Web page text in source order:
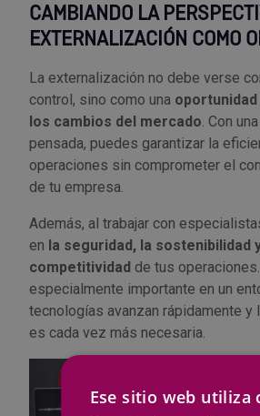
CAMBIANDO LA
EXTERNALIZACIÓN COMO
La externalización no debe verse
control, sino como una
los cambios del mercado. Con
pensada, puedes garantizar la
operaciones sin comprometer el
de tu empresa.
Además, al trabajar con
en la seguridad, la sostenibilidad
competitividad de tus
especialmente importante en un
tecnologías avanzan rápidamente y
es cada vez más necesaria.
Ese sitio web utiliza